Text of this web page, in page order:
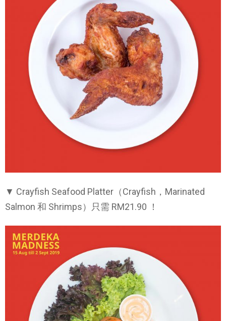
▼ Crayfish Seafood Platter（Crayfish，Marinated
Salmon 和 Shrimps）只需 RM21.90 ！